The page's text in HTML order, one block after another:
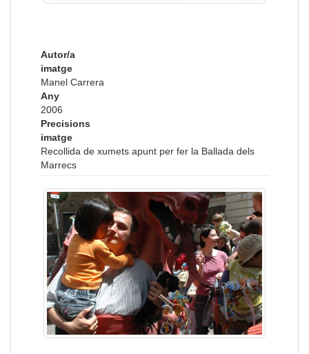
Autor/a
imatge
Manel Carrera
Any
2006
Precisions
imatge
Recollida de xumets apunt per fer la Ballada dels
Marrecs